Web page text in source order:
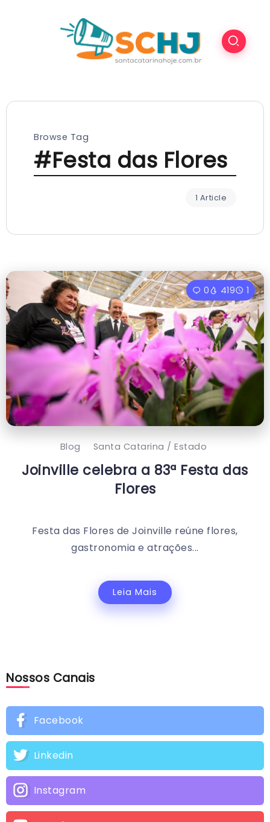
Browse Tag
#Festa das Flores
1 Article
0 419 1
Blog Santa Catarina / Estado
Joinville celebra a 83ª Festa das
Flores
Festa das Flores de Joinville reúne flores,
gastronomia e atrações...
Leia Mais
Nossos Canais
Facebook
Linkedin
Instagram